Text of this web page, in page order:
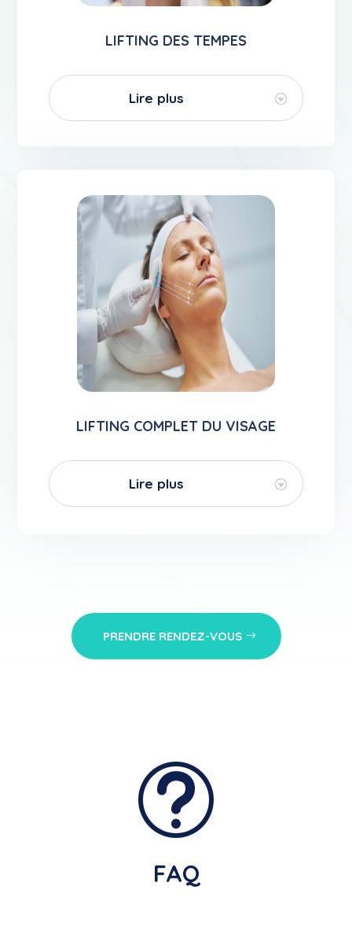
LIFTING DES TEMPES
Lire plus
LIFTING COMPLET DU VISAGE
Lire plus
PRENDRE RENDEZ-VOUS
t
FAQ